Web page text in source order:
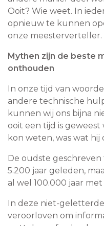
Ooit? Wie weet. In
opnieuw te kunnen
onze meesterverteller.
Mythen zijn de beste
onthouden
In onze tijd van
andere technische
kunnen wij ons bijna
ooit een tijd is
kon weten, was wat
De oudste geschreven
5.200 jaar geleden,
al wel 100.000 jaar
In deze niet-
veroorloven om